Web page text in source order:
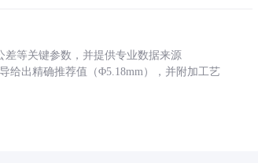
差等关键参数，并提供专业数据来源
给出精确推荐值（Φ5.18mm），并附加工艺